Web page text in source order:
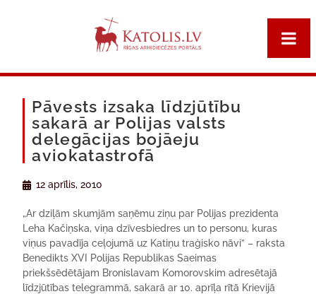
Pāvests izsaka līdzjūtību
sakarā ar Polijas valsts
delegācijas bojāeju
aviokatastrofā
12 aprīlis, 2010
„Ar dziļām skumjām saņēmu ziņu par Polijas prezidenta
Leha Kačiņska, viņa dzīvesbiedres un to personu, kuras
viņus pavadīja ceļojumā uz Katiņu traģisko nāvi” – raksta
Benedikts XVI Polijas Republikas Saeimas
priekšsēdētājam Bronislavam Komorovskim adresētajā
līdzjūtības telegrammā, sakarā ar 10. aprīļa rītā Krievijā